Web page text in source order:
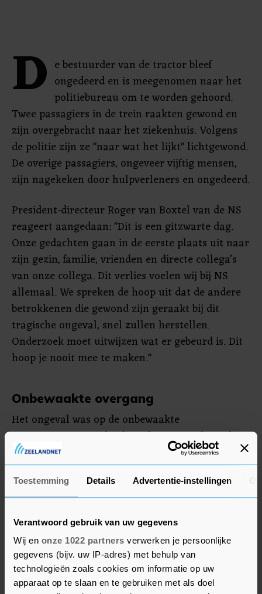
Toestemming Details Advertentie-instellingen
Verantwoord gebruik van uw gegevens
Wij en onze 1022 partners verwerken je persoonlijke
gegevens (bijv. uw IP-adres) met behulp van
technologieën zoals cookies om informatie op uw
apparaat op te slaan en te gebruiken met als doel
D e bestuurder van de tractor bleef
ongedeerd en is meegenomen naar het
politiebureau om te worden gehoord.
Twee passagiers in de trein raakten gewond en
zijn overgebracht naar het ziekenhuis. Volgens
de politie zijn ze "naar wat het lijkt" lichtgewond.
De overige passagiers, ongeveer vijftig mensen,
zijn nagekeken door hulpverleners en ongedeerd.
President-directeur Roger van Boxtel van de NS
reageert aangedaan: "Dit is een gitzwarte dag.
Onze gedachten gaan in de eerste plaats uit naar
zijn gezin, familie, vrienden en directe collega’s
van onze collega. Dit verlies voelen wij bij NS
allemaal. We spreken de hoop uit dat de andere
betrokkenen die gewond zijn geraakt bij dit
tragische ongeval, snel zullen herstellen.
Onderzoek moet uitwijzen wat er gebeurd is. Dit
hoop je nooit mee te maken."
Onbewaakte overgang
Het ongeval was op de onbewaakte
spoorwegovergang bij de Beilerweg en de Oude
Provincialeweg. ProRail wil alle onbewaakte
spoorwegovergangen op termijn opheffen, maar
een woordvoerder kon nog niet zeggen of deze
ook op de lijst staat.
Het treinverkeer tussen Hoogeveen en Assen is
gestremd, meldt ProRail. De oorzaak van het
ongeval is nog niet bekend.